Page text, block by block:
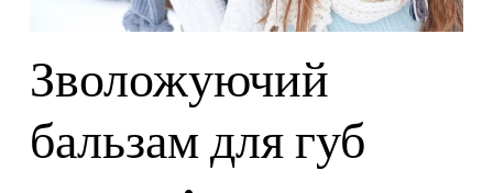
Зволожуючий
бальзам для губ